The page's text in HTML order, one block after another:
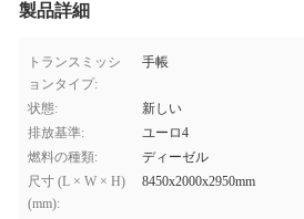
製品詳細
トランスミッシ
ョンタイプ:
手帳
状態:
新しい
排放基準:
ユーロ4
燃料の種類:
ディーゼル
尺寸 (L × W × H)
(mm):
8450x2000x2950mm